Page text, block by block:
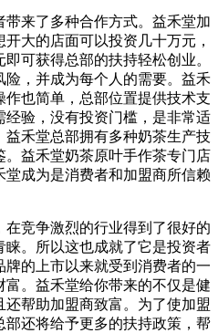
来了多种合作方式。益禾堂加
大的店面可以投资几十万元，
可获得总部的扶持轻松创业。
，并成为每个人的需要。益禾
也简单，总部位置提供技术支
验，没有投资门槛，是非常适
禾堂总部拥有多种奶茶生产技
益禾堂奶茶原叶手作茶专门店
成为是消费者和加盟商所信赖
竞争激烈的行业得到了很好的
。所以这也成就了它是投资者
的上市以来就受到消费者的一
。益禾堂给你带来的不仅是健
帮助加盟商致富。为了使加盟
还将给予更多的扶持政策，帮